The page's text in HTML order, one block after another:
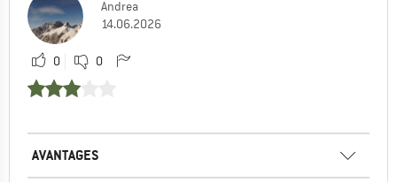
Andrea
14.06.2026
0 0
AVANTAGES